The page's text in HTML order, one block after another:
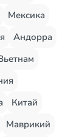
Мексика
Андорра
Китай
Маврикий